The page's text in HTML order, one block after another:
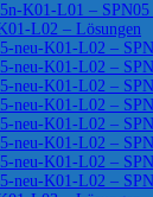
K01-L01 – SPN05
L02 – Lösungen
neu-K01-L02 –
neu-K01-L02 –
neu-K01-L02 –
neu-K01-L02 –
neu-K01-L02 –
neu-K01-L02 –
neu-K01-L02 –
neu-K01-L02 –